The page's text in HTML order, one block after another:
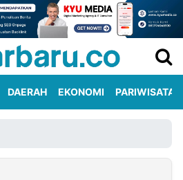
DAERAH EKONOMI PARIWISATA